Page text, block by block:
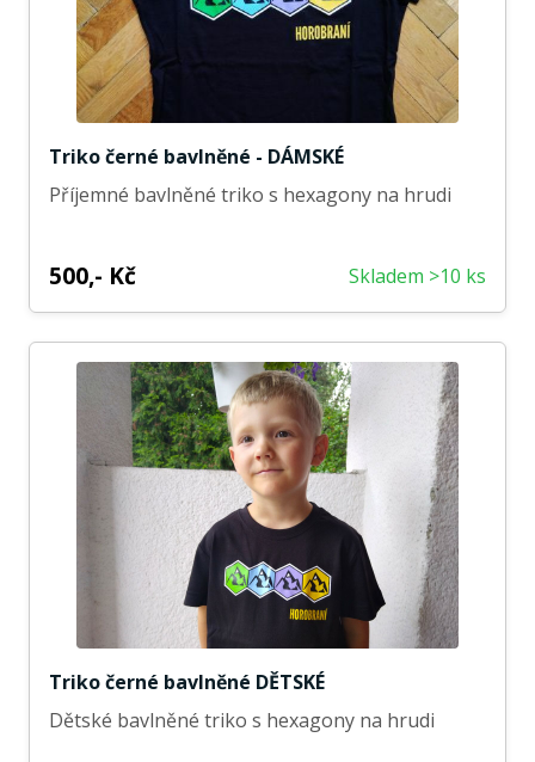
Triko černé bavlněné - DÁMSKÉ
Příjemné bavlněné triko s hexagony na hrudi
500,- Kč Skladem >10 ks
Triko černé bavlněné DĚTSKÉ
Dětské bavlněné triko s hexagony na hrudi